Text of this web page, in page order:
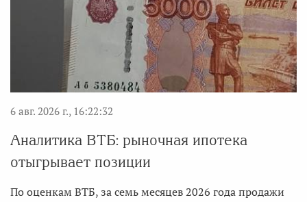
6 авг. 2026 г., 16:22:32
Аналитика ВТБ: рыночная ипотека
отыгрывает позиции
По оценкам ВТБ, за семь месяцев 2026 года продажи